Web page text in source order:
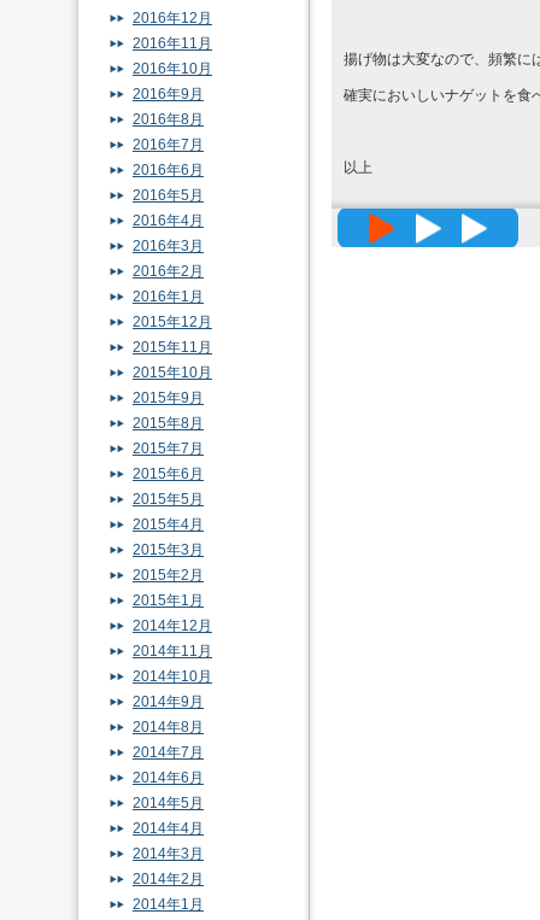
揚げ物は大変なので、頻繁に
確実においしいナゲットを食
以上
高精度メ
2016年12月
2016年11月
2016年10月
2016年9月
2016年8月
2016年7月
2016年6月
2016年5月
2016年4月
2016年3月
2016年2月
2016年1月
2015年12月
2015年11月
2015年10月
2015年9月
2015年8月
2015年7月
2015年6月
2015年5月
2015年4月
2015年3月
2015年2月
2015年1月
2014年12月
2014年11月
2014年10月
2014年9月
2014年8月
2014年7月
2014年6月
2014年5月
2014年4月
2014年3月
2014年2月
2014年1月